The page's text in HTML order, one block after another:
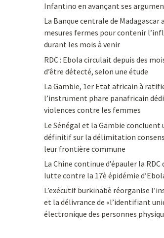
Infantino en avançant ses
La Banque centrale de Madagascar
mesures fermes pour contenir
durant les mois à venir
RDC : Ebola circulait depuis des
d’être détecté, selon une étude
La Gambie, 1er Etat africain à
l’instrument phare panafricain
violences contre les femmes
Le Sénégal et la Gambie concluent
définitif sur la délimitation
leur frontière commune
La Chine continue d’épauler la RDC
lutte contre la 17è épidémie
L’exécutif burkinabè réorganise
et la délivrance de «l’identifiant
électronique des personnes